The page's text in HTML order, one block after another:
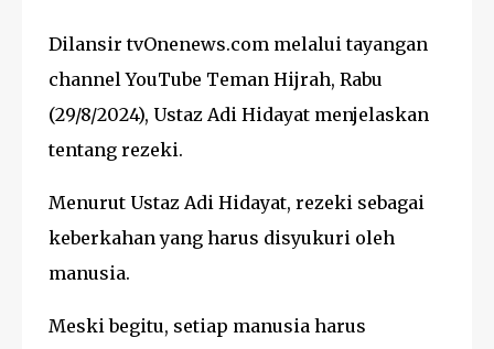
Dilansir tvOnenews.com melalui tayangan
channel YouTube Teman Hijrah, Rabu
(29/8/2024), Ustaz Adi Hidayat menjelaskan
tentang rezeki.
Menurut Ustaz Adi Hidayat, rezeki sebagai
keberkahan yang harus disyukuri oleh
manusia.
Meski begitu, setiap manusia harus